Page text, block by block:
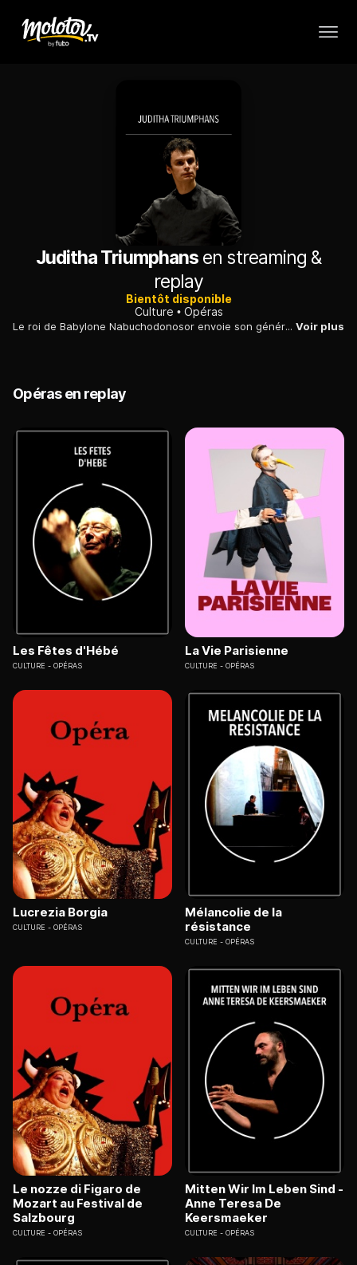
Juditha Triumphans en streaming &
replay
Bientôt disponible
Culture
Opéras
Le roi de Babylone Nabuchodonosor envoie son général Holopherne conquérir la ville de Béthulie en Israël. Pour sauver ses compatriotes israélites, la courageuse Judith décide de séduire Holopherne. Quand il s'endort, elle lui coupe la tête. Voir plus
Opéras en replay
Les Fêtes d'Hébé
CULTURE OPÉRAS
La Vie Parisienne
CULTURE OPÉRAS
Lucrezia Borgia
CULTURE OPÉRAS
Mélancolie de la
résistance
CULTURE OPÉRAS
Le nozze di Figaro de
Mozart au Festival de
Salzbourg
CULTURE OPÉRAS
Mitten Wir Im Leben Sind -
Anne Teresa De
Keersmaeker
CULTURE OPÉRAS